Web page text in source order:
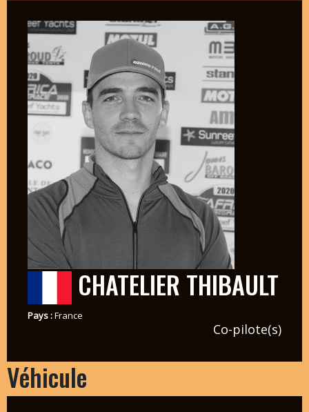
CHATELIER THIBAULT
Pays :France
Co-pilote(s)
Véhicule